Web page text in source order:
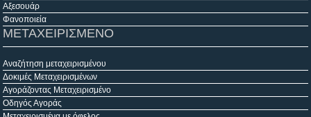
Αξεσουάρ
Φανοποιεία
ΜΕΤΑΧΕΙΡΙΣΜΕΝΟ
Αναζήτηση μεταχειρισμένου
Δοκιμές Μεταχειρισμένων
Αγοράζοντας Μεταχειρισμένο
Οδηγός Αγοράς